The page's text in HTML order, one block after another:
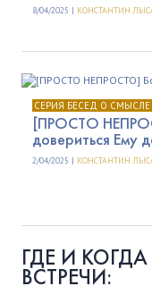
8/04/2025 | КОНСТАНТИН
СЕРИЯ БЕСЕД О
[ПРОСТО
довериться Ему
2/04/2025 | КОНСТАНТИН
ГДЕ И
ВСТРЕЧИ: